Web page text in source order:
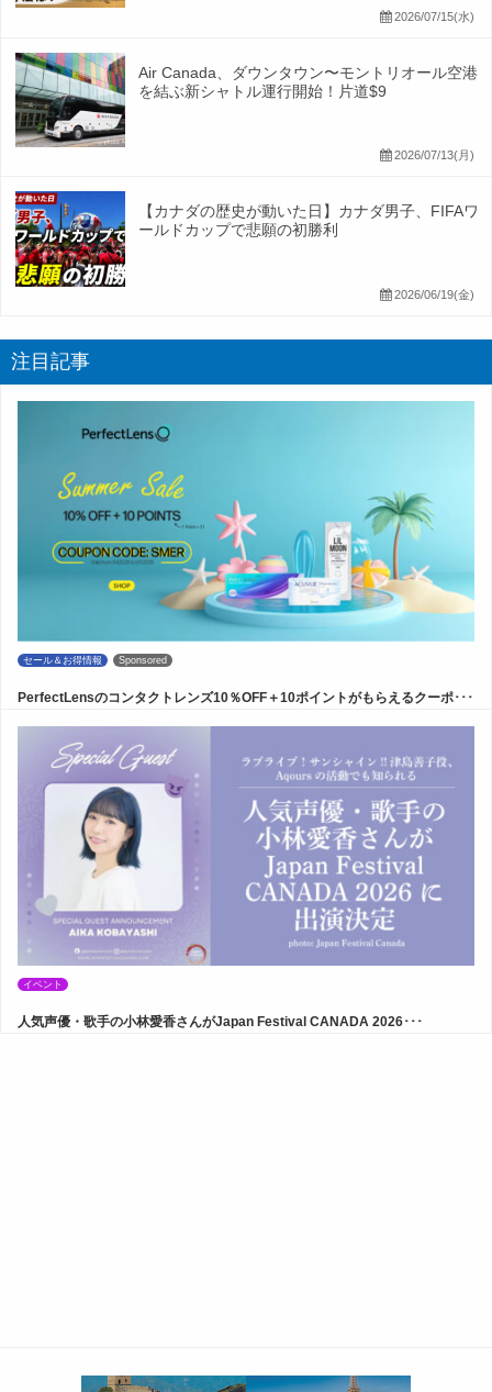
2026/07/15(水)
Air Canada、ダウンタウン〜モントリオール空港
を結ぶ新シャトル運行開始！片道$9
2026/07/13(月)
【カナダの歴史が動いた日】カナダ男子、FIFAワ
ールドカップで悲願の初勝利
2026/06/19(金)
注目記事
セール＆お得情報 Sponsored
PerfectLensのコンタクトレンズ10％OFF＋10ポイントがもらえるクーポ･･･
イベント
人気声優・歌手の小林愛香さんがJapan Festival CANADA 2026･･･